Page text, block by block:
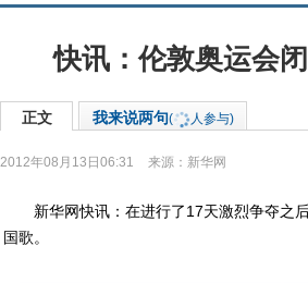
快讯：伦敦奥运会
正文 我来说两句( 人参与)
2012年08月13日06:31 来源： 新华网
新华网快讯：在进行了17天激烈争夺之后
国歌。